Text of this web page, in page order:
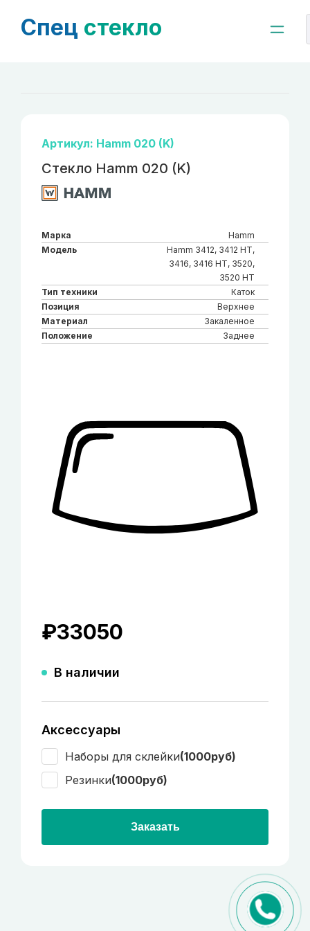
Спец стекло
Артикул: Hamm 020 (K)
Стекло Hamm 020 (K)
Марка
Hamm
Модель
Hamm 3412, 3412 HT,
3416, 3416 HT, 3520,
3520 HT
Тип техники
Каток
Позиция
Верхнее
Материал
Закаленное
Положение
Заднее
₽33050
В наличии
Аксессуары
Наборы для склейки(1000руб)
Резинки(1000руб)
Заказать